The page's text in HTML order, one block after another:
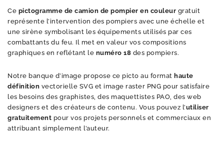
Ce pictogramme de camion de pompier en couleur gratuit
représente l’intervention des pompiers avec une échelle et
une sirène symbolisant les équipements utilisés par ces
combattants du feu. Il met en valeur vos compositions
graphiques en reflétant le numéro 18 des pompiers.
Notre banque d’image propose ce picto au format haute
définition vectorielle SVG et image raster PNG pour satisfaire
les besoins des graphistes, des maquettistes PAO, des web
designers et des créateurs de contenu. Vous pouvez l’utiliser
gratuitement pour vos projets personnels et commerciaux en
attribuant simplement l’auteur.